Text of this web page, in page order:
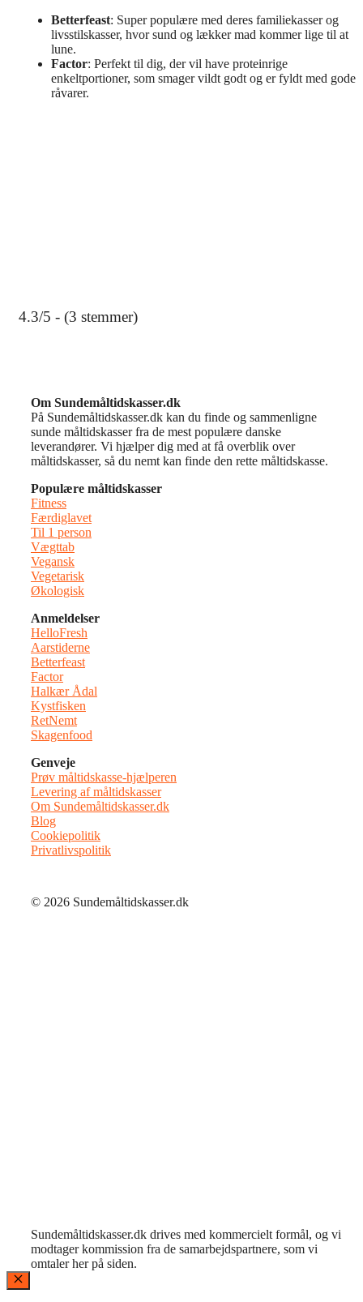
Betterfeast: Super populære med deres familiekasser og
livsstilskasser, hvor sund og lækker mad kommer lige til at
lune.
Factor: Perfekt til dig, der vil have proteinrige
enkeltportioner, som smager vildt godt og er fyldt med gode
råvarer.
4.3/5 - (3 stemmer)
Om Sundemåltidskasser.dk
På Sundemåltidskasser.dk kan du finde og sammenligne
sunde måltidskasser fra de mest populære danske
leverandører. Vi hjælper dig med at få overblik over
måltidskasser, så du nemt kan finde den rette måltidskasse.
Populære måltidskasser
Fitness
Færdiglavet
Til 1 person
Vægttab
Vegansk
Vegetarisk
Økologisk
Anmeldelser
HelloFresh
Aarstiderne
Betterfeast
Factor
Halkær Ådal
Kystfisken
RetNemt
Skagenfood
Genveje
Prøv måltidskasse-hjælperen
Levering af måltidskasser
Om Sundemåltidskasser.dk
Blog
Cookiepolitik
Privatlivspolitik
© 2026 Sundemåltidskasser.dk
Sundemåltidskasser.dk drives med kommercielt formål, og vi
modtager kommission fra de samarbejdspartnere, som vi
omtaler her på siden.
Luk